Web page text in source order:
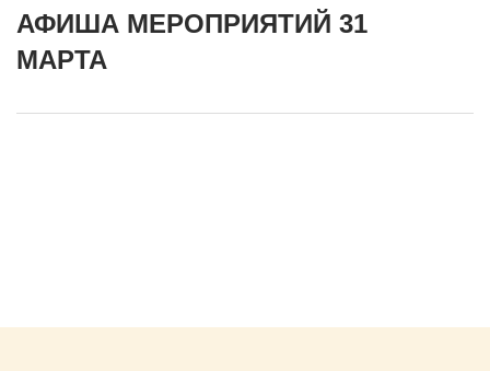
АФИША МЕРОПРИЯТИЙ 31
МАРТА